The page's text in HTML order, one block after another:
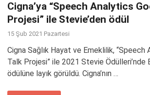
Cigna’ya “Speech Analytics
Projesi” ile Stevie’den ödül
15 Şub 2021 Pazartesi
Cigna Sağlık Hayat ve Emeklilik, “Speech
Talk Projesi” ile 2021 Stevie Ödülleri’nde
ödülüne layık görüldü. Cigna’nın …